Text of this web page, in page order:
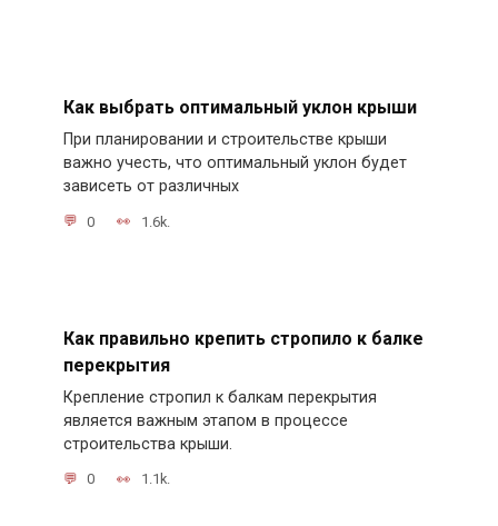
Как выбрать оптимальный уклон крыши
При планировании и строительстве крыши
важно учесть, что оптимальный уклон будет
зависеть от различных
0 1.6k.
Как правильно крепить стропило к балке
перекрытия
Крепление стропил к балкам перекрытия
является важным этапом в процессе
строительства крыши.
0 1.1k.